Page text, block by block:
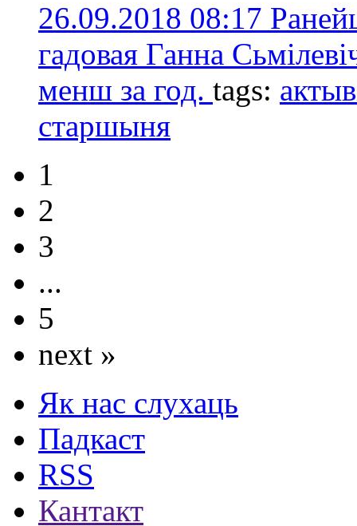
26.09.2018 08:17
гадовая Ганна
менш за год. tags:
старшыня
1
2
3
...
5
next »
Як нас слухаць
Падкаст
RSS
Кантакт